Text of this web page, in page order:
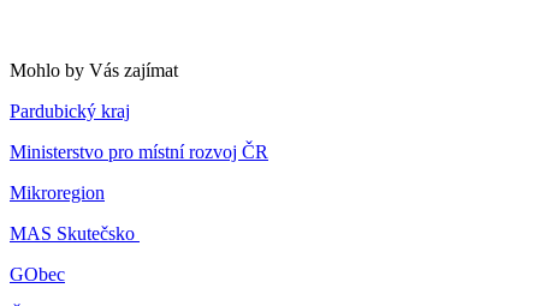
Mohlo by Vás zajímat
Pardubický kraj
Ministerstvo pro místní rozvoj ČR
Mikroregion
MAS Skutečsko
GObec